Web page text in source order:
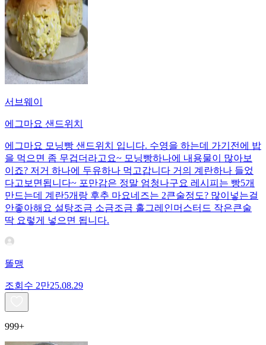
서브웨이
에그마요 샌드위치
에그마요 모닝빵 샌드위치 입니다. 수영을 하는데 가기전에 밥
을 먹으면 좀 무겁더라고요~ 모닝빵하나에 내용물이 많아보
이죠? 저거 하나에 두유하나 먹고갑니다 거의 계란하나 들었
다고보면됩니다~ 포만감은 정말 엄청나구요 레시피는 빵5개
만드는데 계란5개랑 후추 마요네즈는 2큰술정도? 많이넣는걸
안좋아해요 설탕조금 소금조금 홀그레인머스터드 작은큰술
딱 요렇게 넣으면 됩니다.
똘맹
조회수 2만25.08.29
999+